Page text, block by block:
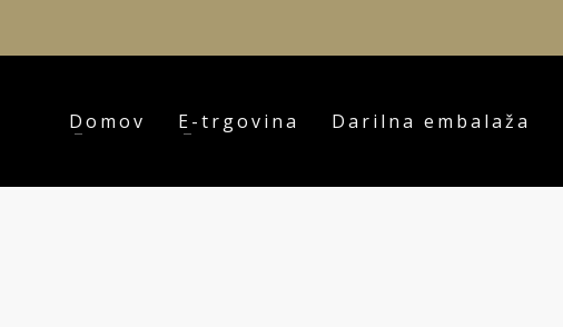
Domov E-trgovina Darilna embalaža